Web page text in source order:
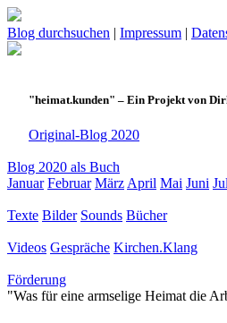
Blog durchsuchen | Impressum |
"heimat.kunden" – Ein Projekt von
Original-Blog 2020
Blog 2020 als Buch
Januar Februar März April Mai Juni
Texte Bilder Sounds Bücher
Videos Gespräche Kirchen.Klang
Förderung
"Was für eine armselige Heimat die